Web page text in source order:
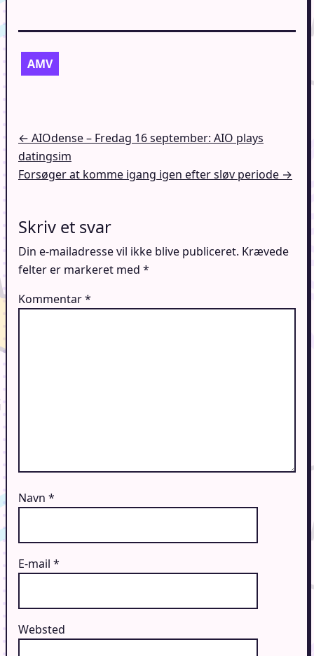
AMV
Indlægsnavigation
← AIOdense – Fredag 16 september: AIO plays
datingsim
Forsøger at komme igang igen efter sløv periode →
Skriv et svar
Din e-mailadresse vil ikke blive publiceret. Krævede
felter er markeret med *
Kommentar*
Navn *
E-mail *
Websted